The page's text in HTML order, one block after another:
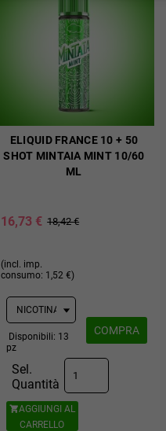
ELIQUID FRANCE 10 + 50
SHOT MINTAIA MINT 10/60
ML
16,73 € 18,42 €
(incl. imp.
consumo: 1,52 €)
Disponibili: 13
pz
Sel.
Quantità
AGGIUNGI AL
CARRELLO
COMPRA